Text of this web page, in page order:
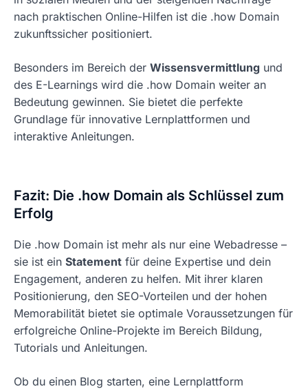
nach praktischen Online-Hilfen ist die .how Domain
zukunftssicher positioniert.
Besonders im Bereich der Wissensvermittlung und
des E-Learnings wird die .how Domain weiter an
Bedeutung gewinnen. Sie bietet die perfekte
Grundlage für innovative Lernplattformen und
interaktive Anleitungen.
Fazit: Die .how Domain als Schlüssel zum
Erfolg
Die .how Domain ist mehr als nur eine Webadresse –
sie ist ein Statement für deine Expertise und dein
Engagement, anderen zu helfen. Mit ihrer klaren
Positionierung, den SEO-Vorteilen und der hohen
Memorabilität bietet sie optimale Voraussetzungen für
erfolgreiche Online-Projekte im Bereich Bildung,
Tutorials und Anleitungen.
Ob du einen Blog starten, eine Lernplattform